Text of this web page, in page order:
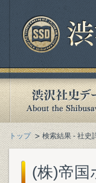
トップ 検索結果 - 社史
(株)帝国